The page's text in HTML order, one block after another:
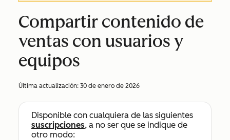
Compartir contenido de
ventas con usuarios y
equipos
Última actualización: 30 de enero de 2026
Disponible con cualquiera de las siguientes
suscripciones, a no ser que se indique de
otro modo: